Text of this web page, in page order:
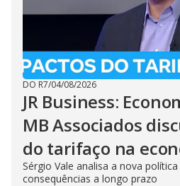
DO R7/04/08/2026
JR Business:
MB Associados
do tarifaço na
Sérgio Vale analisa a nova
consequências a longo prazo